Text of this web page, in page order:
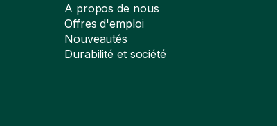
A propos de nous
Offres d'emploi
Nouveautés
Durabilité et société